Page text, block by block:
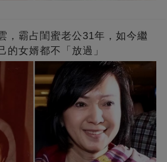
，霸占閨蜜老公31年，如今繼
的女婿都不「放過」